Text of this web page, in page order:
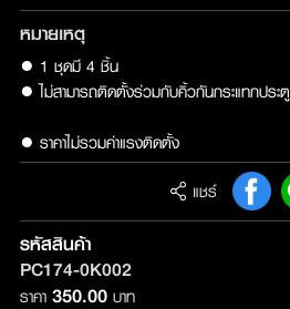
หมายเหตุ
● 1 ชุดมี 4 ชิ้น
● ไม่สามารถติดตั้งร่วมกับคิ้วกันกระแทกประตู
● ราคาไม่รวมค่าแรงติดตั้ง
แชร์
รหัสสินค้า
PC174-0K002
ราคา 350.00บาท